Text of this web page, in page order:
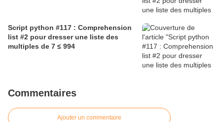
Script python #117 : Comprehension
list #2 pour dresser une liste des
multiples de 7 ≤ 994
Commentaires
Ajouter un commentaire